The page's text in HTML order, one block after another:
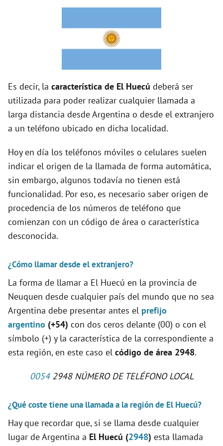
d
e
Es decir, la característica de El Huecú deberá ser
utilizada para poder realizar cualquier llamada a
larga distancia desde Argentina o desde el extranjero
a un teléfono ubicado en dicha localidad.
Hoy en día los teléfonos móviles o celulares suelen
indicar el origen de la llamada de forma automática,
sin embargo, algunos todavía no tienen está
funcionalidad. Por eso, es necesario saber origen de
procedencia de los números de teléfono que
comienzan con un código de área o característica
desconocida.
¿Cómo llamar desde el extranjero?
La forma de llamar a El Huecú en la provincia de
Neuquen desde cualquier país del mundo que no sea
Argentina debe presentar antes el prefijo
argentino (+54) con dos ceros delante (00) o con el
símbolo (+) y la característica de la correspondiente a
esta región, en este caso el código de área 2948.
00542948 NÚMERO DE TELÉFONO LOCAL
¿Qué coste tiene una llamada a la región de El Huecú?
Hay que recordar que, si se llama desde cualquier
lugar de Argentina a El Huecú (2948) esta llamada